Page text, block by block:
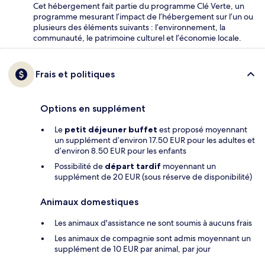
Cet hébergement fait partie du programme Clé Verte, un
programme mesurant l’impact de l’hébergement sur l’un ou
plusieurs des éléments suivants : l’environnement, la
communauté, le patrimoine culturel et l’économie locale.
Frais et politiques
Options en supplément
Le petit déjeuner buffet est proposé moyennant
un supplément d’environ 17.50 EUR pour les adultes et
d’environ 8.50 EUR pour les enfants
Possibilité de départ tardif moyennant un
supplément de 20 EUR (sous réserve de disponibilité)
Animaux domestiques
Les animaux d'assistance ne sont soumis à aucuns frais
Les animaux de compagnie sont admis moyennant un
supplément de 10 EUR par animal, par jour